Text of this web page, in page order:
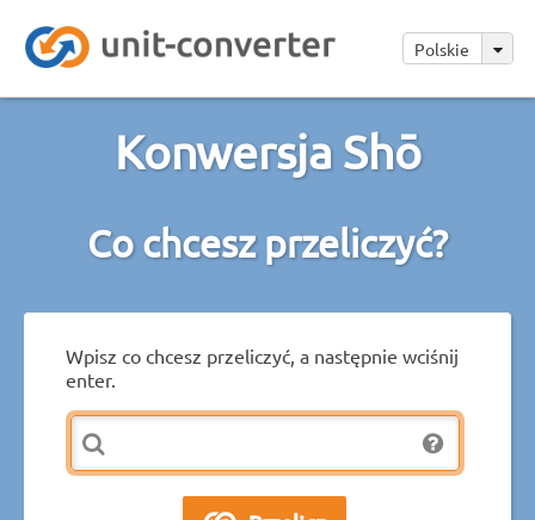
Polskie
Konwersja Shō
Co chcesz przeliczyć?
Wpisz co chcesz przeliczyć, a następnie wciśnij
enter.